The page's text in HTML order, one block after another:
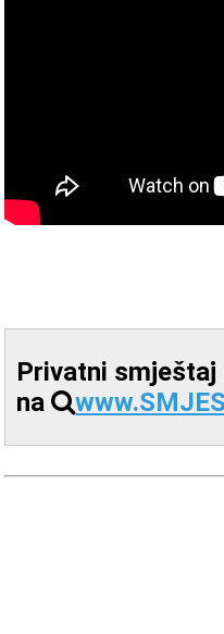
Privatni
na